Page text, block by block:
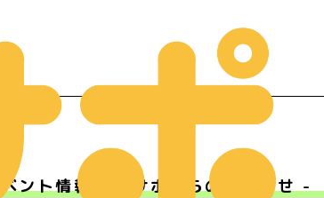
ベント情報 - Ｍサポからのお知らせ -